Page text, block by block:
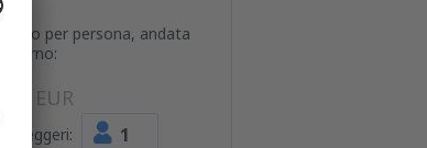
Prezzo per persona, andata
e ritorno:
EUR
Passeggeri: 1